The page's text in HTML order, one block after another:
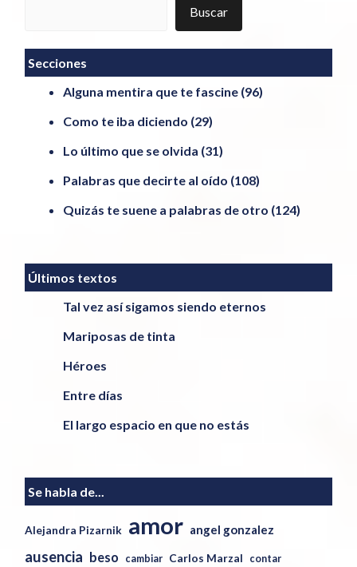
Buscar
Secciones
Alguna mentira que te fascine (96)
Como te iba diciendo (29)
Lo último que se olvida (31)
Palabras que decirte al oído (108)
Quizás te suene a palabras de otro (124)
Últimos textos
Tal vez así sigamos siendo eternos
Mariposas de tinta
Héroes
Entre días
El largo espacio en que no estás
Se habla de...
Alejandra Pizarnik amor angel gonzalez
ausencia beso cambiar Carlos Marzal contar